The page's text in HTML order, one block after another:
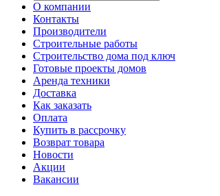
О компании
Контакты
Производители
Строительные работы
Строительство дома под ключ
Готовые проекты домов
Аренда техники
Доставка
Как заказать
Оплата
Купить в рассрочку
Возврат товара
Новости
Акции
Вакансии